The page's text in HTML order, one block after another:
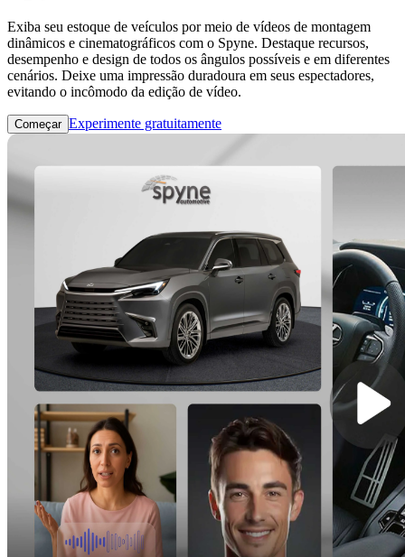
Exiba seu estoque de veículos por meio de vídeos de montagem
dinâmicos e cinematográficos com o Spyne. Destaque recursos,
desempenho e design de todos os ângulos possíveis e em diferentes
cenários. Deixe uma impressão duradoura em seus espectadores,
evitando o incômodo da edição de vídeo.
Começar Experimente gratuitamente